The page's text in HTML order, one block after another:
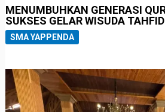
MENUMBUHKAN GENERASI
SUKSES GELAR WISUDA
SMA YAPPENDA